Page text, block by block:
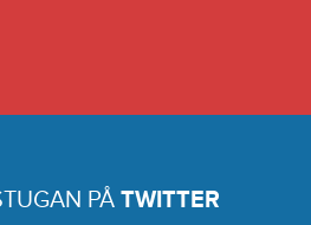
PÅ TWITTER